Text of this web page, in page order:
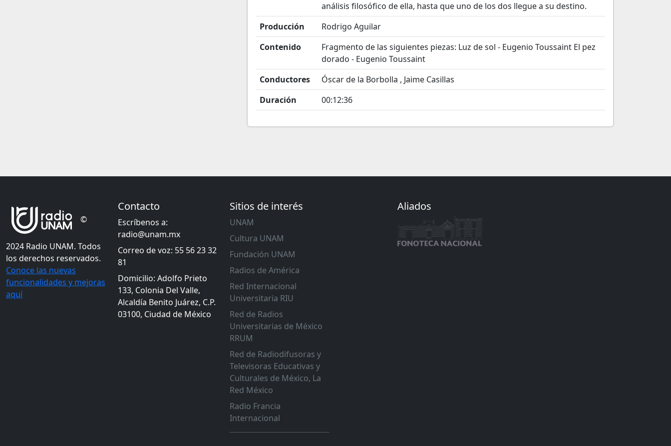
análisis filosófico de ella, hasta que uno de los dos llegue a su destino.
Producción
Rodrigo Aguilar
Contenido
Fragmento de las siguientes piezas: Luz de sol - Eugenio Toussaint El pez
dorado - Eugenio Toussaint
Conductores
Óscar de la Borbolla , Jaime Casillas
Duración
00:12:36
©
2024 Radio UNAM. Todos
los derechos reservados.
Conoce las nuevas
funcionalidades y mejoras
aquí
Contacto
Escríbenos a:
radio@unam.mx
Correo de voz: 55 56 23 32
81
Domicilio: Adolfo Prieto
133, Colonia Del Valle,
Alcaldía Benito Juárez, C.P.
03100, Ciudad de México
Sitios de interés
UNAM
Cultura UNAM
Fundación UNAM
Radios de América
Red Internacional
Universitaria RIU
Red de Radios
Universitarias de México
RRUM
Red de Radiodifusoras y
Televisoras Educativas y
Culturales de México, La
Red México
Radio Francia
Internacional
Aliados